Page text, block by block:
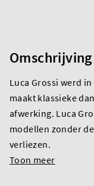
Omschrijving
Luca Grossi werd
maakt klassieke
afwerking. Luca
modellen zonder
verliezen.
Toon meer